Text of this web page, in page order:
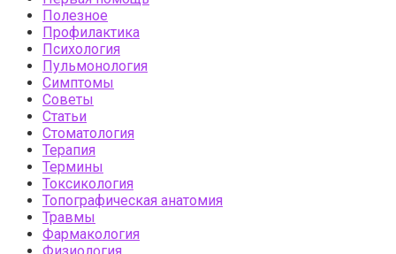
Полезное
Профилактика
Психология
Пульмонология
Симптомы
Советы
Статьи
Стоматология
Терапия
Термины
Токсикология
Топографическая анатомия
Травмы
Фармакология